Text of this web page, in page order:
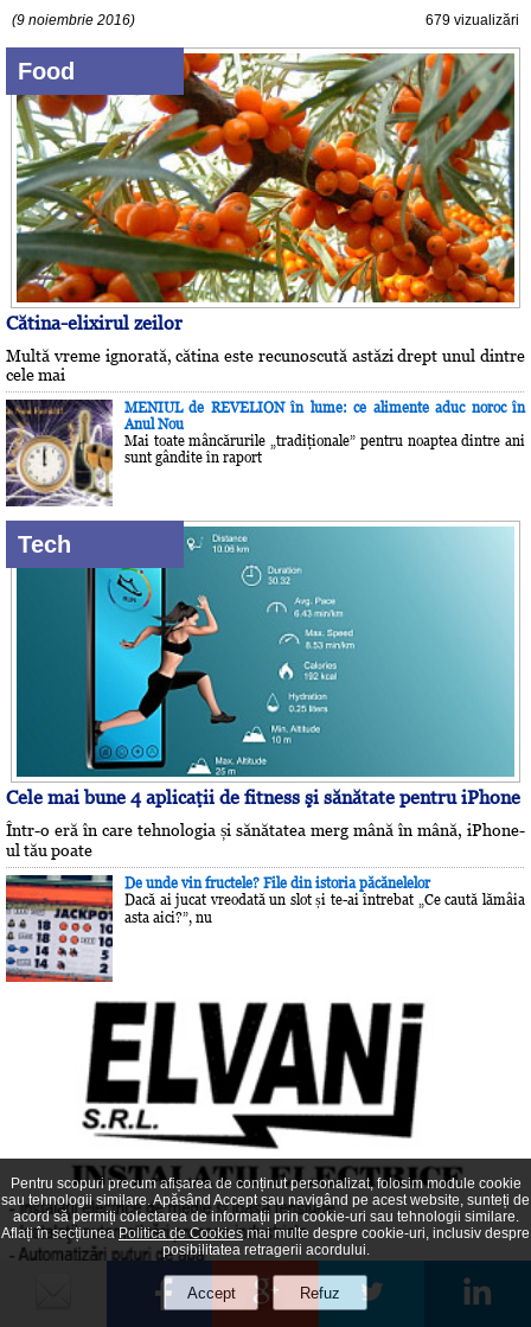
(9 noiembrie 2016) 679 vizualizări
Food
Cătina-elixirul zeilor
Multă vreme ignorată, cătina este recunoscută astăzi drept unul dintre
cele mai
MENIUL de REVELION în lume: ce alimente aduc noroc în
Anul Nou
Mai toate mâncărurile „tradiţionale” pentru noaptea dintre ani
sunt gândite în raport
Tech
Cele mai bune 4 aplicaţii de fitness şi sănătate pentru iPhone
Într-o eră în care tehnologia și sănătatea merg mână în mână, iPhone-
ul tău poate
De unde vin fructele? File din istoria păcănelelor
Dacă ai jucat vreodată un slot și te-ai întrebat „Ce caută lămâia
asta aici?”, nu
Pentru scopuri precum afișarea de conținut personalizat, folosim module cookie
sau tehnologii similare. Apăsând Accept sau navigând pe acest website, sunteți de
acord să permiți colectarea de informații prin cookie-uri sau tehnologii similare.
Aflați în secțiuneaPolitica de Cookiesmai multe despre cookie-uri, inclusiv despre
posibilitatea retragerii acordului.